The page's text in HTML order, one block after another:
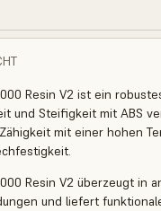
Resin V2 ist ein
und Steifigkeit mit ABS
mit einer hohen
Resin V2 überzeugt in
und liefert